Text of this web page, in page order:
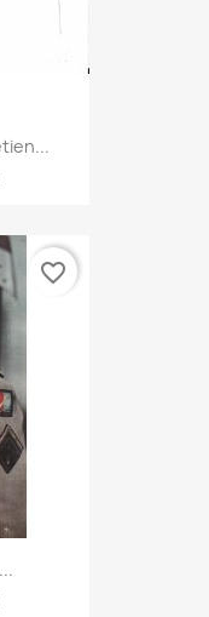
favorite_border